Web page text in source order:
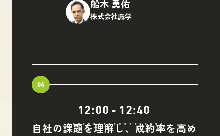
船木 勇佑
株式会社識学
12:00 - 12:40
04
自社の課題を理解し、成約率を高め